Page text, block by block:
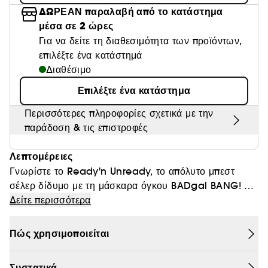
ΘαμπάδαΔΩΡΕΑΝ παραλαβή από το κατάστημα
μέσα σε 2 ώρες
Για να δείτε τη διαθεσιμότητα των προϊόντων,
επιλέξτε ένα κατάστημά
Διαθέσιμο
Επιλέξτε ένα κατάστημα
Περισσότερες πληροφορίες σχετικά με την
παράδοση & τις επιστροφές
Λεπτομέρειες
Γνωρίστε το Ready'n Unready, το απόλυτο μπεστ
σέλερ δίδυμο με τη μάσκαρα όγκου BADgal BANG! και
το λάδι καθαρισμού ντεμακιγιάζ The POREfessional
Get Unblocked! Αυτό το απαραίτητο δίδυμο σάς
χαρίζει βλεφαρίδες με έντονο όγκο κατά τη διάρκεια της
Δείτε περισσότερα
Πώς χρησιμοποιείται